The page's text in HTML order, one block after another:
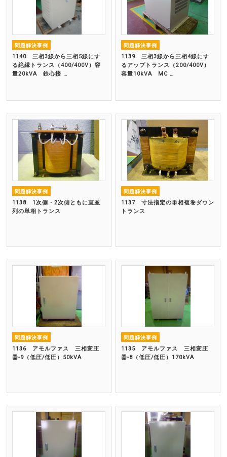
問題解決事例
1140 三相3線から三相5線にす
る絶縁トランス（400/400V）容
量20kVA 鉄心接 …
問題解決事例
1139 三相3線から三相4線にす
るアップトランス（200/400V）
容量10kVA MC …
問題解決事例
1138 1次側・2次側ともに直並
列の単相トランス
問題解決事例
1137 寸法指定の単相複巻ダウン
トランス
問題解決事例
1136 アモルファス 三相変圧
器-9（低圧/低圧）50kVA
問題解決事例
1135 アモルファス 三相変圧
器-8（低圧/低圧）170kVA